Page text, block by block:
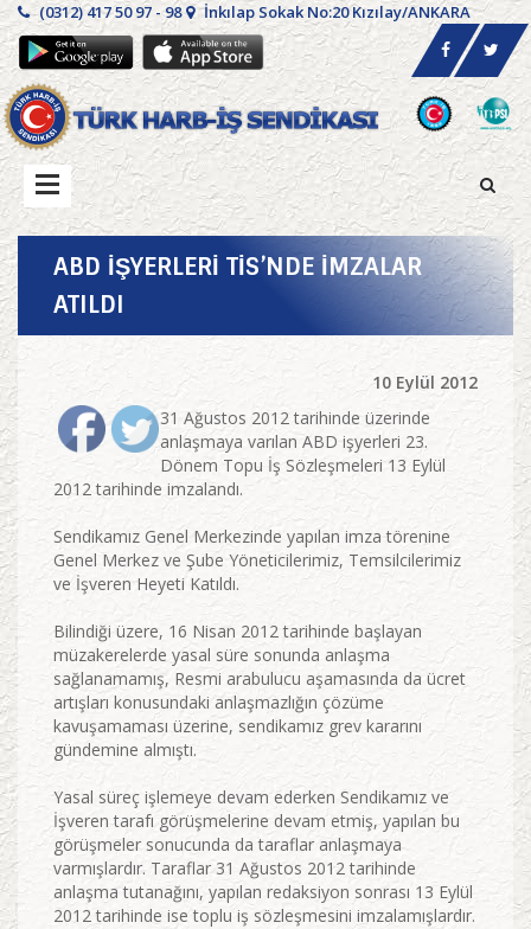
(0312) 417 50 97 - 98 İnkılap Sokak No:20 Kızılay/ANKARA
ABD İŞYERLERİ TİS’NDE İMZALAR
ATILDI
10 Eylül 2012
31 Ağustos 2012 tarihinde üzerinde
anlaşmaya varılan ABD işyerleri 23.
Dönem Topu İş Sözleşmeleri 13 Eylül
2012 tarihinde imzalandı.
Sendikamız Genel Merkezinde yapılan imza törenine
Genel Merkez ve Şube Yöneticilerimiz, Temsilcilerimiz
ve İşveren Heyeti Katıldı.
Bilindiği üzere, 16 Nisan 2012 tarihinde başlayan
müzakerelerde yasal süre sonunda anlaşma
sağlanamamış, Resmi arabulucu aşamasında da ücret
artışları konusundaki anlaşmazlığın çözüme
kavuşamaması üzerine, sendikamız grev kararını
gündemine almıştı.
Yasal süreç işlemeye devam ederken Sendikamız ve
İşveren tarafı görüşmelerine devam etmiş, yapılan bu
görüşmeler sonucunda da taraflar anlaşmaya
varmışlardır. Taraflar 31 Ağustos 2012 tarihinde
anlaşma tutanağını, yapılan redaksiyon sonrası 13 Eylül
2012 tarihinde ise toplu iş sözleşmesini imzalamışlardır.